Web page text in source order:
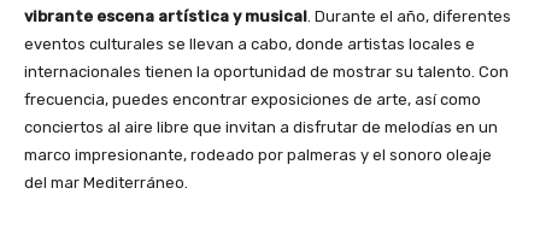
vibrante escena artística y musical. Durante el año, diferentes
eventos culturales se llevan a cabo, donde artistas locales e
internacionales tienen la oportunidad de mostrar su talento. Con
frecuencia, puedes encontrar exposiciones de arte, así como
conciertos al aire libre que invitan a disfrutar de melodías en un
marco impresionante, rodeado por palmeras y el sonoro oleaje
del mar Mediterráneo.